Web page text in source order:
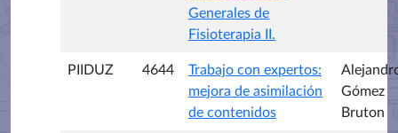
Generales de
Fisioterapia II.
PIIDUZ 4644
Trabajo con expertos:
mejora de asimilación
de contenidos
Gómez
Bruton